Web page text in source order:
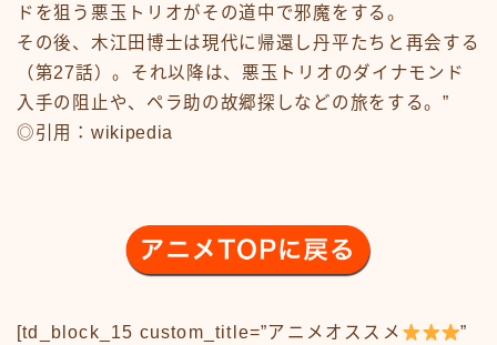
アニメ50-59
アニメ60-69
アニメ70-79
アニメ80-89
アニメその他
サンプルページ
テレビ番組60-69
テレビ番組70-79
テレビ番組80-89
バイク
ドを狙う悪玉トリオがその道中で邪魔をする。
その後、木江田博士は現代に帰還し丹平たちと再会する
（第27話）。それ以降は、悪玉トリオのダイナモンド
入手の阻止や、ペラ助の故郷探しなどの旅をする。”
◎引用：wikipedia
[td_block_15 custom_title=”アニメオススメ
”